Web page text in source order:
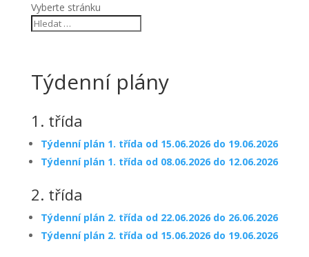
Vyberte stránku
Týdenní plány
1. třída
Týdenní plán 1. třída od 15.06.2026 do 19.06.2026
Týdenní plán 1. třída od 08.06.2026 do 12.06.2026
2. třída
Týdenní plán 2. třída od 22.06.2026 do 26.06.2026
Týdenní plán 2. třída od 15.06.2026 do 19.06.2026